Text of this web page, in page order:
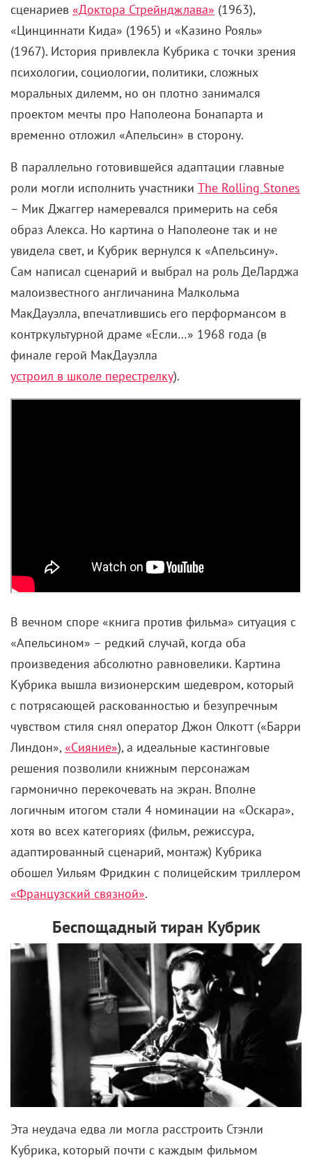
сценариев «Доктора Стрейнджлава» (1963),
«Цинциннати Кида» (1965) и «Казино Рояль»
(1967). История привлекла Кубрика с точки зрения
психологии, социологии, политики, сложных
моральных дилемм, но он плотно занимался
проектом мечты про Наполеона Бонапарта и
временно отложил «Апельсин» в сторону.
В параллельно готовившейся адаптации главные
роли могли исполнить участники The Rolling Stones
– Мик Джаггер намеревался примерить на себя
образ Алекса. Но картина о Наполеоне так и не
увидела свет, и Кубрик вернулся к «Апельсину».
Сам написал сценарий и выбрал на роль ДеЛарджа
малоизвестного англичанина Малкольма
МакДауэлла, впечатлившись его перформансом в
контркультурной драме «Если…» 1968 года (в
финале герой МакДауэлла
устроил в школе перестрелку).
В вечном споре «книга против фильма» ситуация с
«Апельсином» – редкий случай, когда оба
произведения абсолютно равновелики. Картина
Кубрика вышла визионерским шедевром, который
с потрясающей раскованностью и безупречным
чувством стиля снял оператор Джон Олкотт («Барри
Линдон»,«Сияние»), а идеальные кастинговые
решения позволили книжным персонажам
гармонично перекочевать на экран. Вполне
логичным итогом стали 4 номинации на «Оскара»,
хотя во всех категориях (фильм, режиссура,
адаптированный сценарий, монтаж) Кубрика
обошел Уильям Фридкин с полицейским триллером
«Французский связной».
Беспощадный тиран Кубрик
Эта неудача едва ли могла расстроить Стэнли
Кубрика, который почти с каждым фильмом